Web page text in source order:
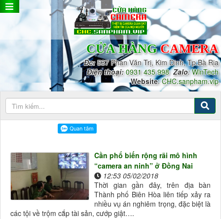
CỬA HÀNG CAMERA
Đc:537 Phan Văn Trị, Kim Dinh, Tp.Bà Rịa
Điện thoại: 0931 435 998 Zalo: WinTech
Website:CHC.sanpham.vip
Cần phổ biến rộng rãi mô hình
“camera an ninh” ở Đồng Nai
12:53 05/02/2018
Thời gian gần đây, trên địa bàn
Thành phố Biên Hòa liên tiếp xảy ra
nhiều vụ án nghiêm trọng, đặc biệt là
các tội về trộm cắp tài sản, cướp giật….